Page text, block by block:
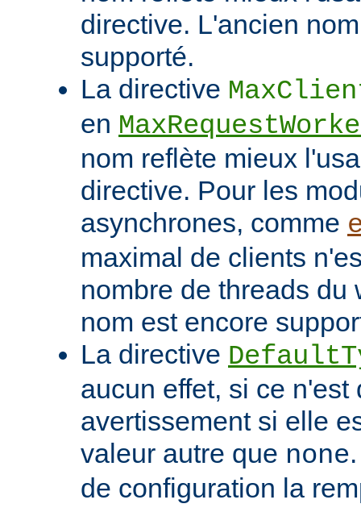
directive. L'ancien
supporté.
La directive
en
nom reflète mieux
directive. Pour les
asynchrones, comme
maximal de clients
nombre de threads du
nom est encore
La directive
aucun effet, si ce n'est
avertissement si elle
valeur autre que none
de configuration la